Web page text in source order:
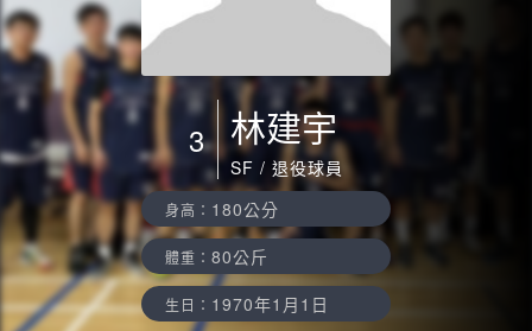
3 林建宇
SF / 退役球員
身高： 180公分
體重： 80公斤
生日： 1970年1月1日